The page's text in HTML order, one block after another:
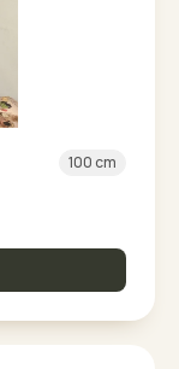
100 cm